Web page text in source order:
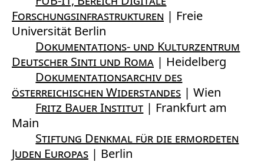
Forschungsinfrastrukturen | Freie
Universität Berlin
Dokumentations- und Kulturzentrum
Deutscher Sinti und Roma | Heidelberg
Dokumentationsarchiv des
österreichischen Widerstandes | Wien
Fritz Bauer Institut | Frankfurt am
Main
Stiftung Denkmal für die ermordeten
Juden Europas | Berlin